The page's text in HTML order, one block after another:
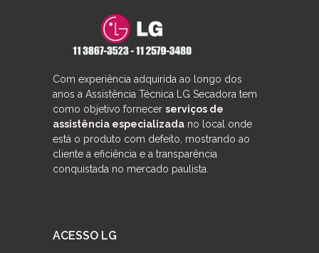
Com experiência adquirida ao longo dos
anos a Assistência Técnica LG Secadora tem
como objetivo fornecer serviços de
assistência especializada no local onde
está o produto com defeito, mostrando ao
cliente a eficiência e a transparência
conquistada no mercado paulista.
ACESSO LG